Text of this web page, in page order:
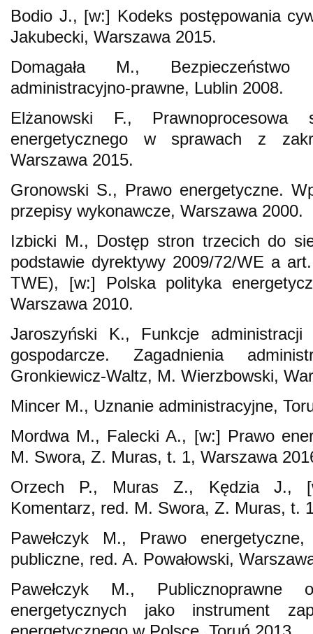
Bodio J., [w:] Kodeks postępowania
Jakubecki, Warszawa 2015.
Domagała M., Bezpieczeństwo
administracyjno-prawne, Lublin 2008.
Elżanowski F., Prawnoprocesowa
energetycznego w sprawach z
Warszawa 2015.
Gronowski S., Prawo energetyczne.
przepisy wykonawcze, Warszawa 2000.
Izbicki M., Dostęp stron trzecich do
podstawie dyrektywy 2009/72/WE a
TWE), [w:] Polska polityka
Warszawa 2010.
Jaroszyński K., Funkcje
gospodarcze. Zagadnienia
Gronkiewicz-Waltz, M. Wierzbowski,
Mincer M., Uznanie administracyjne,
Mordwa M., Falecki A., [w:] Prawo
M. Swora, Z. Muras, t. 1, Warszawa
Orzech P., Muras Z., Kędzia J.,
Komentarz, red. M. Swora, Z. Muras, t.
Pawełczyk M., Prawo
publiczne, red. A. Powałowski,
Pawełczyk M., Publicznoprawne
energetycznych jako instrument